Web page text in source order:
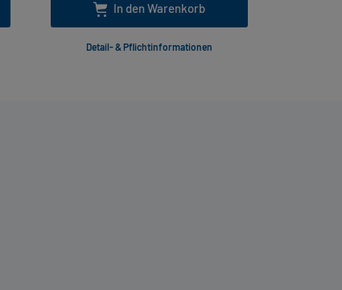
In den Warenkorb
Detail- & Pflichtinformationen